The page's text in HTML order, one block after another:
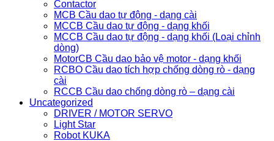
Contactor
MCB Cầu dao tự động - dạng cài
MCCB Cầu dao tự động - dạng khối
MCCB Cầu dao tự động - dạng khối (Loại chỉnh
dòng)
MotorCB Cầu dao bảo vệ motor - dạng khối
RCBO Cầu dao tích hợp chống dòng rò - dạng
cài
RCCB Cầu dao chống dòng rò – dạng cài
Uncategorized
DRIVER / MOTOR SERVO
Light Star
Robot KUKA